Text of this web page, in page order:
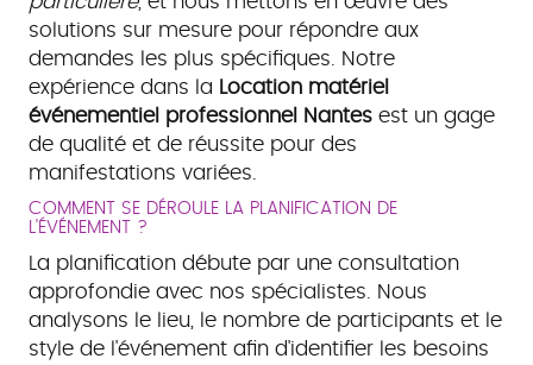
solutions sur mesure pour répondre aux
demandes les plus spécifiques. Notre
expérience dans la Location matériel
événementiel professionnel Nantesest un gage
de qualité et de réussite pour des
manifestations variées.
COMMENT SE DÉROULE LA PLANIFICATION DE
L'ÉVÉNEMENT ?
La planification débute par une consultation
approfondie avec nos spécialistes. Nous
analysons le lieu, le nombre de participants et le
style de l'événement afin d'identifier les besoins